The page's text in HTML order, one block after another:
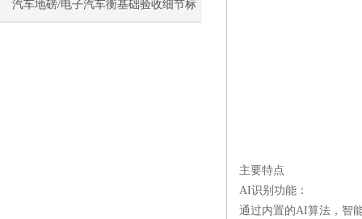
升市场价值
汽车地磅/电子汽车衡基础验收细节标
主要特点
AI识别功能：
通过内置的AI算法，智